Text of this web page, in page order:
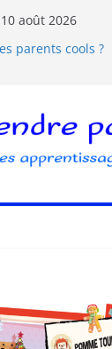
10 août 2026
parents cools ?
Montessori est-
courbe de l’oubli